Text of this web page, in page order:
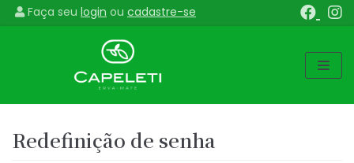
Faça seu login ou cadastre-se
Pular
Redefinição de senha